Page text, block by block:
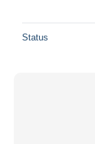
Status